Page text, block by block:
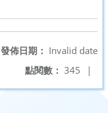
發佈日期： Invalid date
點閱數： 345 |